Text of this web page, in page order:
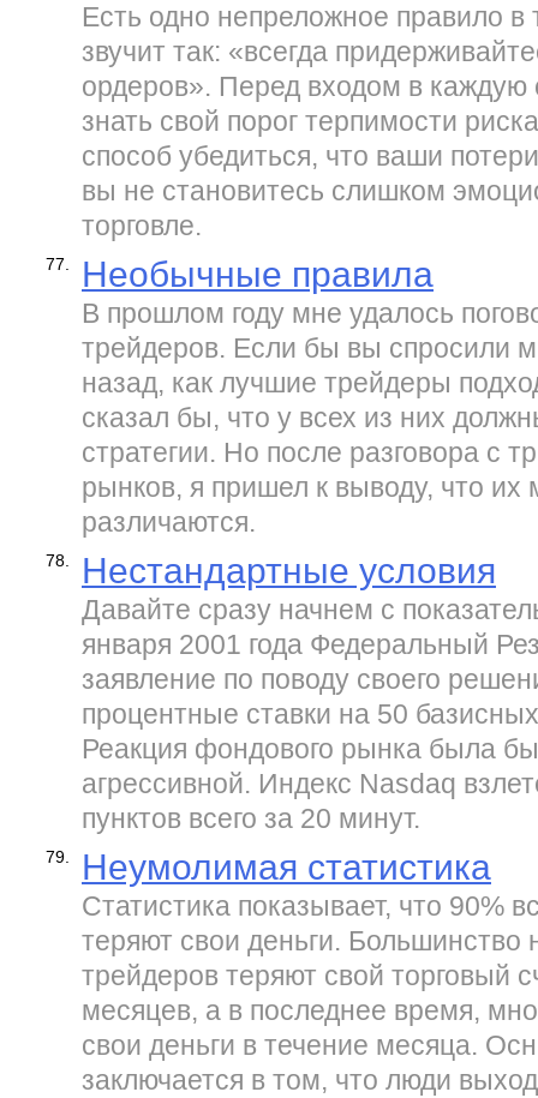
Есть одно непреложное правило в
звучит так: «всегда
ордеров». Перед входом в каждую
знать свой порог терпимости
способ убедиться, что ваши
вы не становитесь слишком
торговле.
77. Необычные правила
В прошлом году мне удалось
трейдеров. Если бы вы спросили
назад, как лучшие трейдеры
сказал бы, что у всех из них
стратегии. Но после разговора с
рынков, я пришел к выводу, что их
различаются.
78. Нестандартные условия
Давайте сразу начнем с
января 2001 года Федеральный
заявление по поводу своего
процентные ставки на 50
Реакция фондового рынка была
агрессивной. Индекс Nasdaq
пунктов всего за 20 минут.
79. Неумолимая статистика
Статистика показывает, что 90%
теряют свои деньги.
трейдеров теряют свой торговый
месяцев, а в последнее время,
свои деньги в течение месяца.
заключается в том, что люди